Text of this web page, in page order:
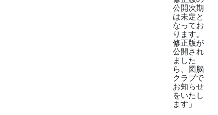
公開次期
は未定と
なってお
ります。
修正版が
公開され
ました
ら、図脳
クラブで
お知らせ
をいたし
ます」